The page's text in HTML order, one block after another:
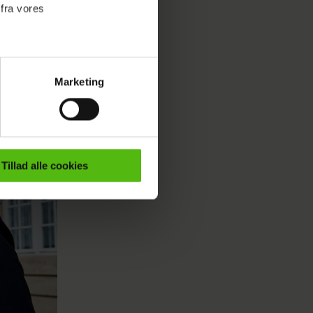
vores
indhold til dig.
Vi indsamler data
Marketing
Tillad alle cookies
Nu